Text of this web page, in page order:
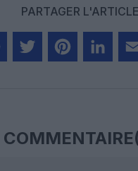
PARTAGER L'ARTICLE